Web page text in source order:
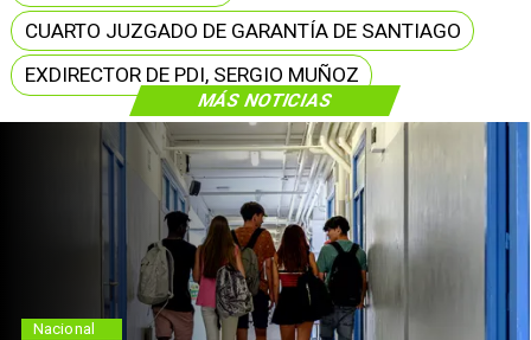
MÁS NOTICIAS
CUARTO JUZGADO DE GARANTÍA DE SANTIAGO
EXDIRECTOR DE PDI, SERGIO MUÑOZ
Nacional